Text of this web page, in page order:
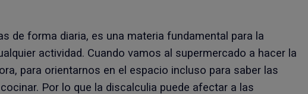
de forma diaria, es una materia fundamental para la
actividad. Cuando vamos al supermercado a hacer la
para orientarnos en el espacio incluso para saber las
Por lo que la discalculia puede afectar a las